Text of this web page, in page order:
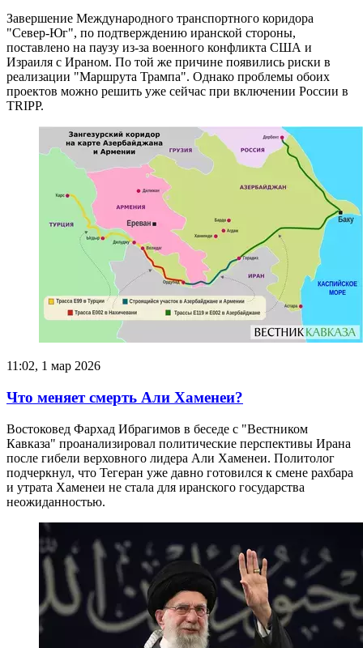
Завершение Международного транспортного коридора
"Север-Юг", по подтверждению иранской стороны,
поставлено на паузу из-за военного конфликта США и
Израиля с Ираном. По той же причине появились риски в
реализации "Маршрута Трампа". Однако проблемы обоих
проектов можно решить уже сейчас при включении России в
TRIPP.
11:02, 1 мар 2026
Что меняет смерть Али Хаменеи?
Востоковед Фархад Ибрагимов в беседе с "Вестником
Кавказа" проанализировал политические перспективы Ирана
после гибели верховного лидера Али Хаменеи. Политолог
подчеркнул, что Тегеран уже давно готовился к смене рахбара
и утрата Хаменеи не стала для иранского государства
неожиданностью.